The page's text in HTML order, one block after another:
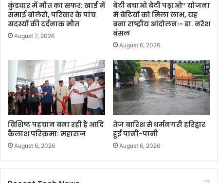
कुंडधार में मौत का सफर: खाई में
समाई बोलेरो, परिवार के पांच
सदस्यों की दर्दनाक मौत
August 7, 2026
बेटी बचाओ बेटी पढ़ाओ’’ योजना
मे बेटियों को मिला लाभ, यह
बना राष्ट्रीय आंदोलनः- डा. नरेश
बंसल
August 6, 2026
विशिष्ट पहचान बना रही है आदि
कैलाश परिक्रमा: महाराज
August 6, 2026
तेज बारिश से धर्मनगरी हरिद्वार
हुई पानी-पानी
August 6, 2026